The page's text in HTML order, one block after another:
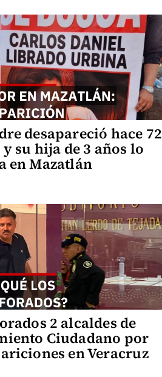
desapareció hace 72
su hija de 3 años lo
en Mazatlán
2 alcaldes de
Ciudadano por
en Veracruz